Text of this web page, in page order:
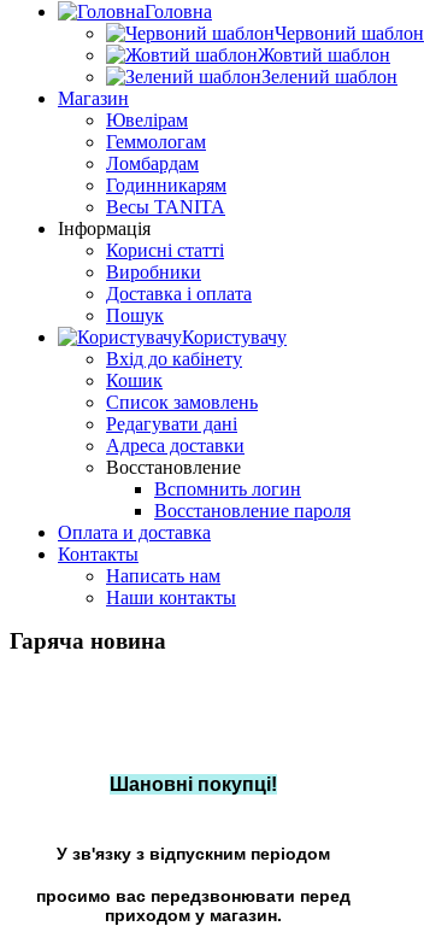
Головна
Червоний шаблон
Жовтий шаблон
Зелений шаблон
Магазин
Ювелірам
Геммологам
Ломбардам
Годинникарям
Весы TANITA
Інформація
Корисні статті
Виробники
Доставка і оплата
Пошук
Користувачу
Вхід до кабінету
Кошик
Список замовлень
Редагувати дані
Адреса доставки
Восстановление
Вспомнить логин
Восстановление пароля
Оплата и доставка
Контакты
Написать нам
Наши контакты
Гаряча новина
Шановні покупці!
У зв'язку з відпускним періодом
просимо вас передзвонювати перед
приходом у магазин.